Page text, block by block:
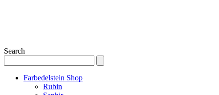
Search
Farbedelstein Shop
Rubin